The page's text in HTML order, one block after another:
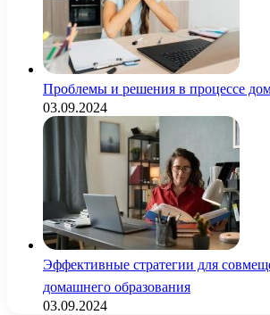
Проблемы и решения в процессе
03.09.2024
Эффективные стратегии для
домашнего образования
03.09.2024